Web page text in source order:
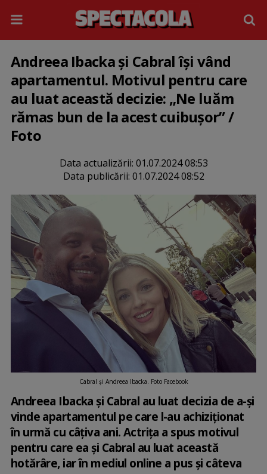
Andreea Ibacka și Cabral își vând
apartamentul. Motivul pentru care
au luat această decizie: „Ne luăm
rămas bun de la acest cuibușor” /
Foto
Data actualizării: 01.07.2024 08:53
Data publicării: 01.07.2024 08:52
Cabral și Andreea Ibacka. Foto Facebook
Andreea Ibacka și Cabral au luat decizia de a-și
vinde apartamentul pe care l-au achiziționat
în urmă cu câțiva ani. Actrița a spus motivul
pentru care ea și Cabral au luat această
hotărâre, iar în mediul online a pus și câteva